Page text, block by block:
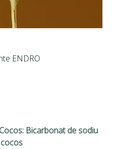
ENDRO
Bicarbonat de sodiu